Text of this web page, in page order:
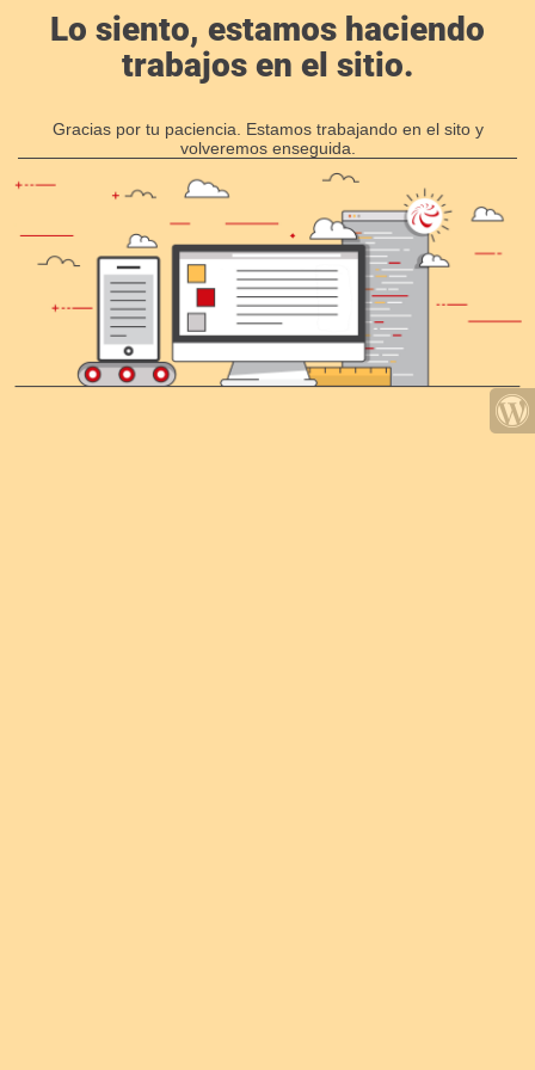
Lo siento, estamos haciendo
trabajos en el sitio.
Gracias por tu paciencia. Estamos trabajando en el sito y
volveremos enseguida.